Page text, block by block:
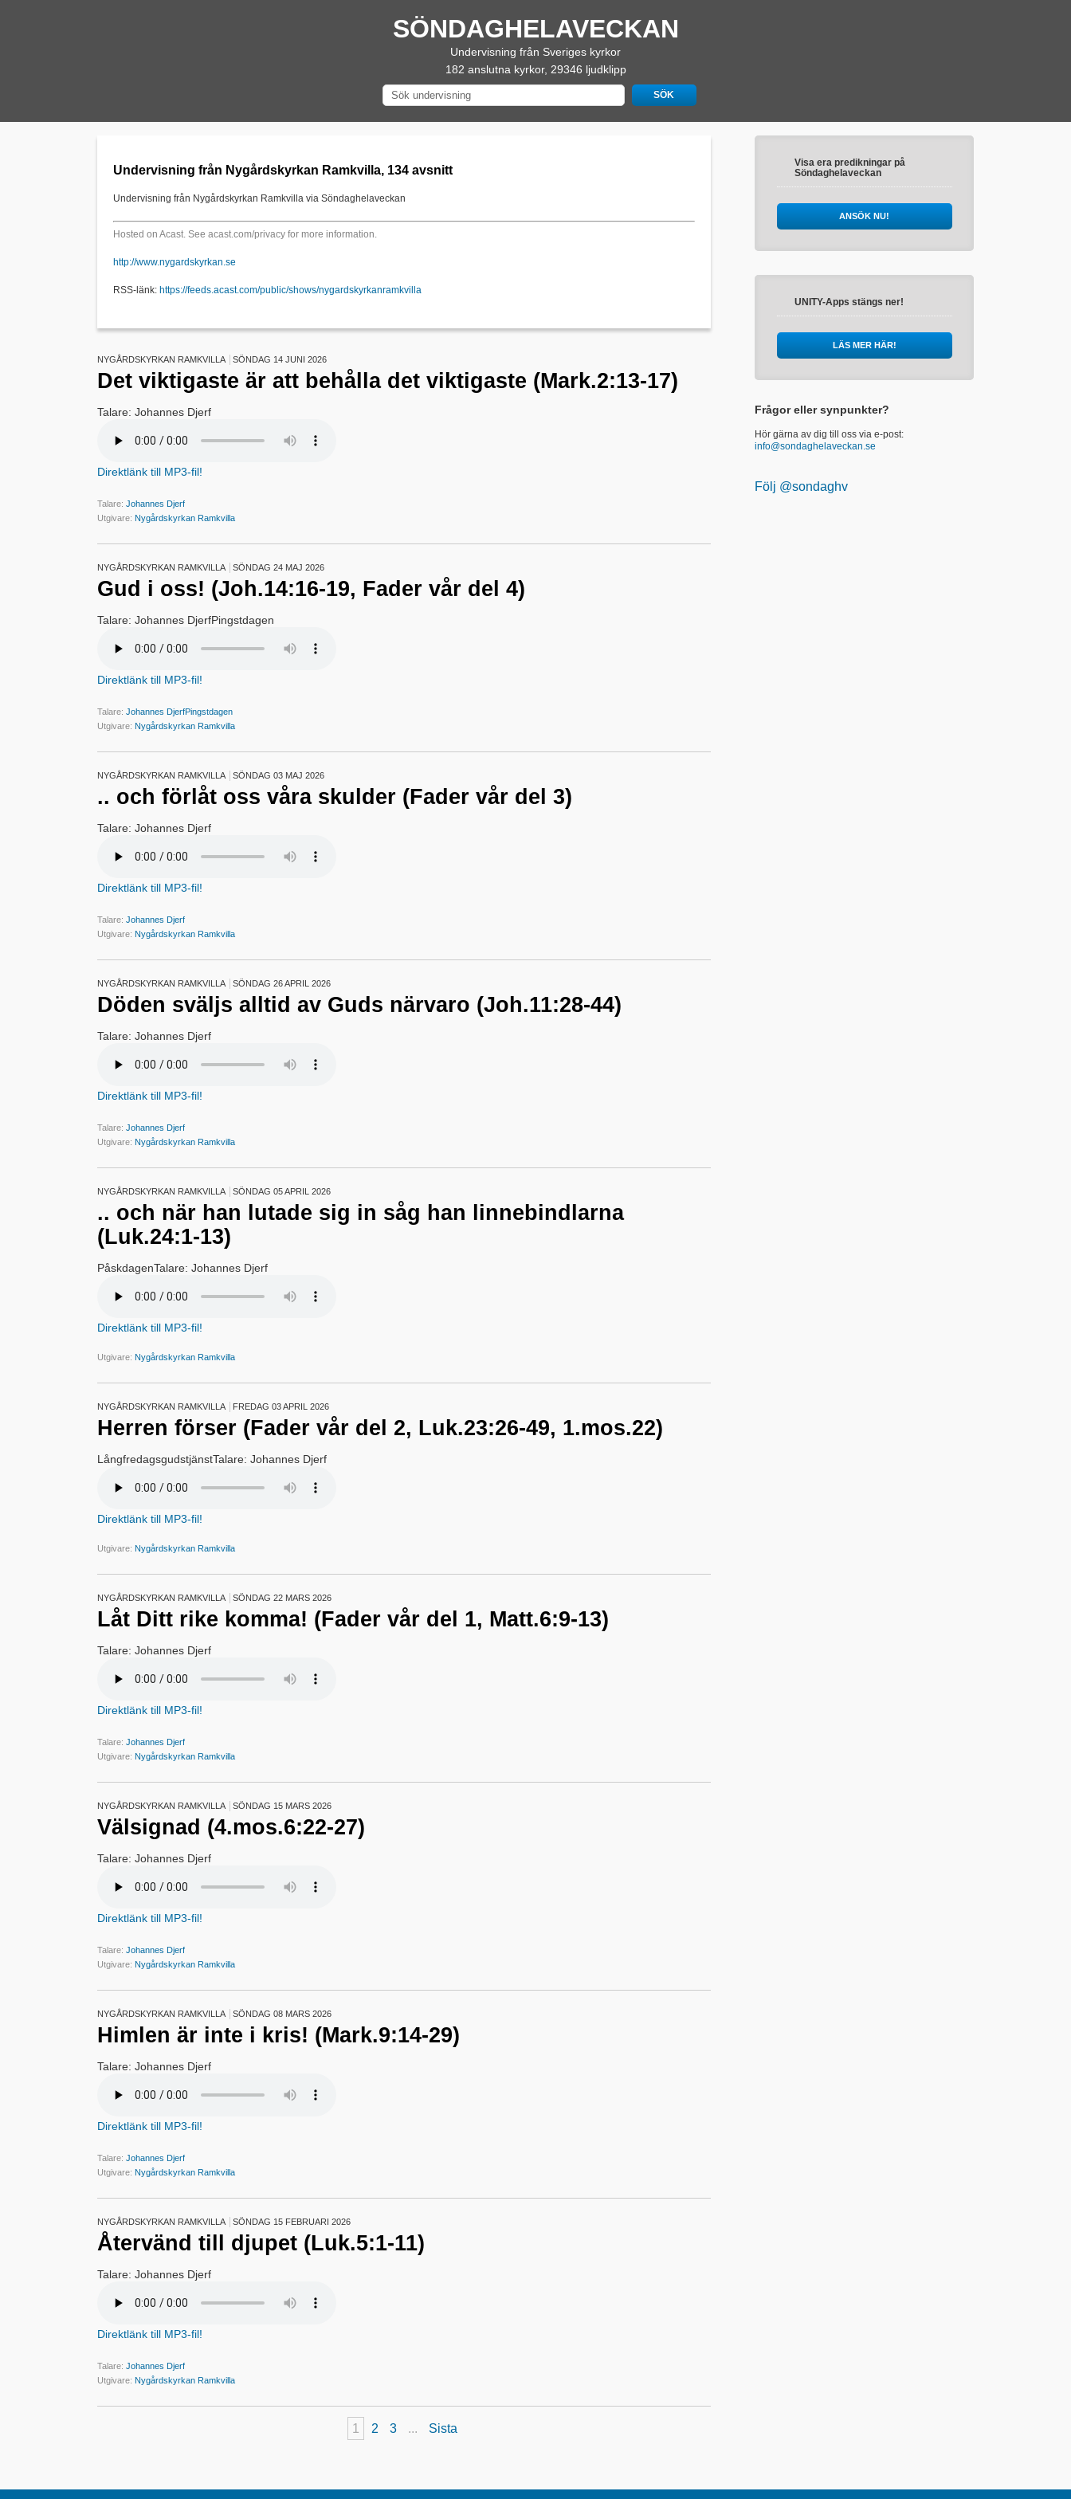
SÖNDAGHELAVECKAN
Undervisning från Sveriges kyrkor
182 anslutna kyrkor, 29346 ljudklipp
Undervisning från Nygårdskyrkan Ramkvilla, 134 avsnitt
Undervisning från Nygårdskyrkan Ramkvilla via Söndaghelaveckan
Hosted on Acast. See acast.com/privacy for more information.
http://www.nygardskyrkan.se
RSS-länk: https://feeds.acast.com/public/shows/nygardskyrkanramkvilla
NYGÅRDSKYRKAN RAMKVILLA SÖNDAG 14 JUNI 2026
Det viktigaste är att behålla det viktigaste (Mark.2:13-17)
Talare: Johannes Djerf
Direktlänk till MP3-fil!
Talare: Johannes Djerf
Utgivare: Nygårdskyrkan Ramkvilla
NYGÅRDSKYRKAN RAMKVILLA SÖNDAG 24 MAJ 2026
Gud i oss! (Joh.14:16-19, Fader vår del 4)
Talare: Johannes DjerfPingstdagen
Direktlänk till MP3-fil!
Talare: Johannes DjerfPingstdagen
Utgivare: Nygårdskyrkan Ramkvilla
NYGÅRDSKYRKAN RAMKVILLA SÖNDAG 03 MAJ 2026
.. och förlåt oss våra skulder (Fader vår del 3)
Talare: Johannes Djerf
Direktlänk till MP3-fil!
Talare: Johannes Djerf
Utgivare: Nygårdskyrkan Ramkvilla
NYGÅRDSKYRKAN RAMKVILLA SÖNDAG 26 APRIL 2026
Döden sväljs alltid av Guds närvaro (Joh.11:28-44)
Talare: Johannes Djerf
Direktlänk till MP3-fil!
Talare: Johannes Djerf
Utgivare: Nygårdskyrkan Ramkvilla
NYGÅRDSKYRKAN RAMKVILLA SÖNDAG 05 APRIL 2026
.. och när han lutade sig in såg han linnebindlarna
(Luk.24:1-13)
PåskdagenTalare: Johannes Djerf
Direktlänk till MP3-fil!
Utgivare: Nygårdskyrkan Ramkvilla
NYGÅRDSKYRKAN RAMKVILLA FREDAG 03 APRIL 2026
Herren förser (Fader vår del 2, Luk.23:26-49, 1.mos.22)
LångfredagsgudstjänstTalare: Johannes Djerf
Direktlänk till MP3-fil!
Utgivare: Nygårdskyrkan Ramkvilla
NYGÅRDSKYRKAN RAMKVILLA SÖNDAG 22 MARS 2026
Låt Ditt rike komma! (Fader vår del 1, Matt.6:9-13)
Talare: Johannes Djerf
Direktlänk till MP3-fil!
Talare: Johannes Djerf
Utgivare: Nygårdskyrkan Ramkvilla
NYGÅRDSKYRKAN RAMKVILLA SÖNDAG 15 MARS 2026
Välsignad (4.mos.6:22-27)
Talare: Johannes Djerf
Direktlänk till MP3-fil!
Talare: Johannes Djerf
Utgivare: Nygårdskyrkan Ramkvilla
NYGÅRDSKYRKAN RAMKVILLA SÖNDAG 08 MARS 2026
Himlen är inte i kris! (Mark.9:14-29)
Talare: Johannes Djerf
Direktlänk till MP3-fil!
Talare: Johannes Djerf
Utgivare: Nygårdskyrkan Ramkvilla
NYGÅRDSKYRKAN RAMKVILLA SÖNDAG 15 FEBRUARI 2026
Återvänd till djupet (Luk.5:1-11)
Talare: Johannes Djerf
Direktlänk till MP3-fil!
Talare: Johannes Djerf
Utgivare: Nygårdskyrkan Ramkvilla
1 2 3 ... Sista
Visa era predikningar på
Söndaghelaveckan
ANSÖK NU!
UNITY-Apps stängs ner!
LÄS MER HÄR!
Frågor eller synpunkter?
Hör gärna av dig till oss via e-post:
info@sondaghelaveckan.se
Följ @sondaghv